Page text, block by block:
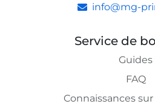
info@mg-
Service de
Guides
FAQ
Connaissances